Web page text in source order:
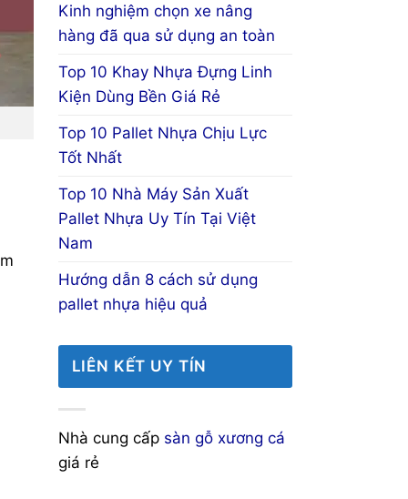
Kinh nghiệm chọn xe nâng
hàng đã qua sử dụng an toàn
Top 10 Khay Nhựa Đựng Linh
Kiện Dùng Bền Giá Rẻ
Top 10 Pallet Nhựa Chịu Lực
Tốt Nhất
Top 10 Nhà Máy Sản Xuất
Pallet Nhựa Uy Tín Tại Việt
Nam
Hướng dẫn 8 cách sử dụng
pallet nhựa hiệu quả
LIÊN KẾT UY TÍN
Nhà cung cấp sàn gỗ xương cá
giá rẻ